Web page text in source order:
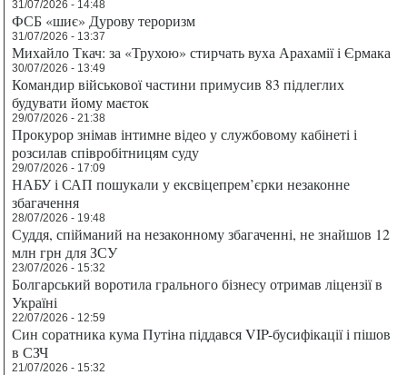
31/07/2026 - 14:48
ФСБ «шиє» Дурову тероризм
31/07/2026 - 13:37
Михайло Ткач: за «Трухою» стирчать вуха Арахамії і Єрмака
30/07/2026 - 13:49
Командир військової частини примусив 83 підлеглих
будувати йому маєток
29/07/2026 - 21:38
Прокурор знімав інтимне відео у службовому кабінеті і
розсилав співробітницям суду
29/07/2026 - 17:09
НАБУ і САП пошукали у ексвіцепрем’єрки незаконне
збагачення
28/07/2026 - 19:48
Суддя, спійманий на незаконному збагаченні, не знайшов 12
млн грн для ЗСУ
23/07/2026 - 15:32
Болгарський воротила грального бізнесу отримав ліцензії в
Україні
22/07/2026 - 12:59
Син соратника кума Путіна піддався VIP-бусифікації і пішов
в СЗЧ
21/07/2026 - 15:32